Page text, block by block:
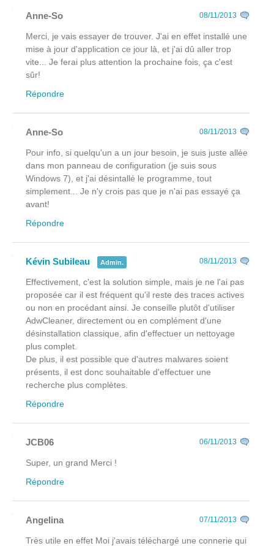
Anne-So 08/11/2013
Merci, je vais essayer de trouver. J'ai en effet installé une
mise à jour d'application ce jour là, et j'ai dû aller trop
vite... Je ferai plus attention la prochaine fois, ça c'est
sûr!
Répondre
Anne-So 08/11/2013
Pour info, si quelqu'un a un jour besoin, je suis juste allée
dans mon panneau de configuration (je suis sous
Windows 7), et j'ai désintallé le programme, tout
simplement... Je n'y crois pas que je n'ai pas essayé ça
avant!
Répondre
Kévin Subileau Admin. 08/11/2013
Effectivement, c'est la solution simple, mais je ne l'ai pas
proposée car il est fréquent qu'il reste des traces actives
ou non en procédant ainsi. Je conseille plutôt d'utiliser
AdwCleaner, directement ou en complément d'une
désinstallation classique, afin d'effectuer un nettoyage
plus complet.
De plus, il est possible que d'autres malwares soient
présents, il est donc souhaitable d'effectuer une
recherche plus complètes.
Répondre
JCB06 06/11/2013
Super, un grand Merci !
Répondre
Angelina 07/11/2013
Très utile en effet Moi j'avais téléchargé une connerie qui